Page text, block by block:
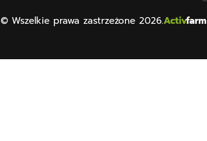
© Wszelkie prawa zastrzeżone 2026.Activfarm